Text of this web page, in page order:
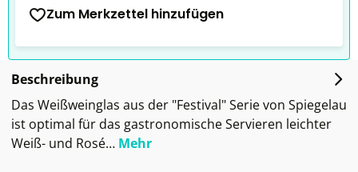
Zum Merkzettel hinzufügen
Beschreibung
Das Weißweinglas aus der "Festival" Serie von Spiegelau
ist optimal für das gastronomische Servieren leichter
Weiß- und Rosé… Mehr